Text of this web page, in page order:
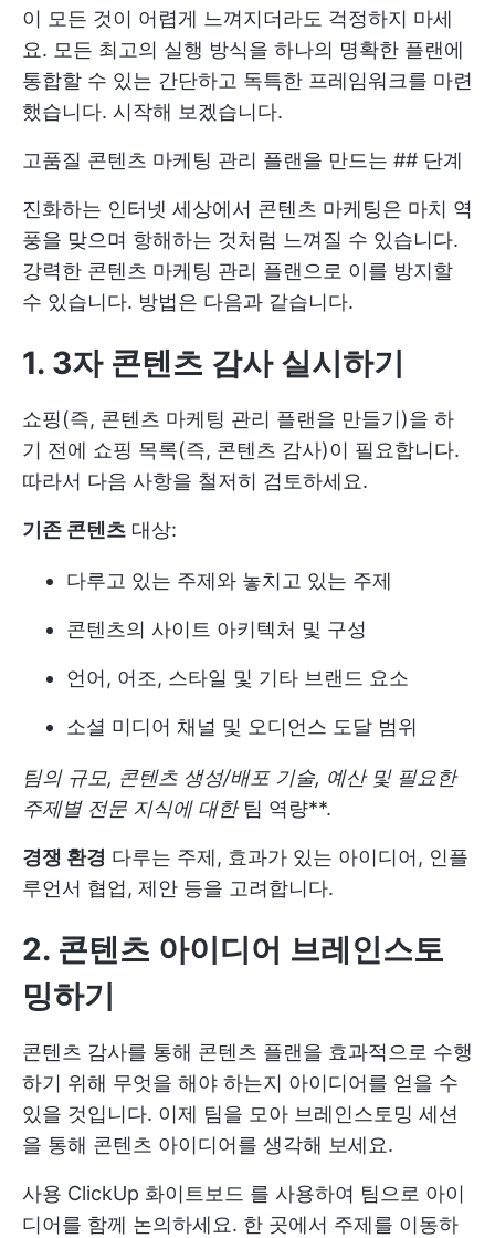
이 모든 것이 어렵게 느껴지더라도 걱정하지 마세
요. 모든 최고의 실행 방식을 하나의 명확한 플랜에
통합할 수 있는 간단하고 독특한 프레임워크를 마련
했습니다. 시작해 보겠습니다.
고품질 콘텐츠 마케팅 관리 플랜을 만드는 ## 단계
진화하는 인터넷 세상에서 콘텐츠 마케팅은 마치 역
풍을 맞으며 항해하는 것처럼 느껴질 수 있습니다.
강력한 콘텐츠 마케팅 관리 플랜으로 이를 방지할
수 있습니다. 방법은 다음과 같습니다.
1. 3자 콘텐츠 감사 실시하기
쇼핑(즉, 콘텐츠 마케팅 관리 플랜을 만들기)을 하
기 전에 쇼핑 목록(즉, 콘텐츠 감사)이 필요합니다.
따라서 다음 사항을 철저히 검토하세요.
기존 콘텐츠 대상:
다루고 있는 주제와 놓치고 있는 주제
콘텐츠의 사이트 아키텍처 및 구성
언어, 어조, 스타일 및 기타 브랜드 요소
소셜 미디어 채널 및 오디언스 도달 범위
팀의 규모, 콘텐츠 생성/배포 기술, 예산 및 필요한
주제별 전문 지식에 대한 팀 역량**.
경쟁 환경 다루는 주제, 효과가 있는 아이디어, 인플
루언서 협업, 제안 등을 고려합니다.
2. 콘텐츠 아이디어 브레인스토
밍하기
콘텐츠 감사를 통해 콘텐츠 플랜을 효과적으로 수행
하기 위해 무엇을 해야 하는지 아이디어를 얻을 수
있을 것입니다. 이제 팀을 모아 브레인스토밍 세션
을 통해 콘텐츠 아이디어를 생각해 보세요.
사용 ClickUp 화이트보드 를 사용하여 팀으로 아이
디어를 함께 논의하세요. 한 곳에서 주제를 이동하